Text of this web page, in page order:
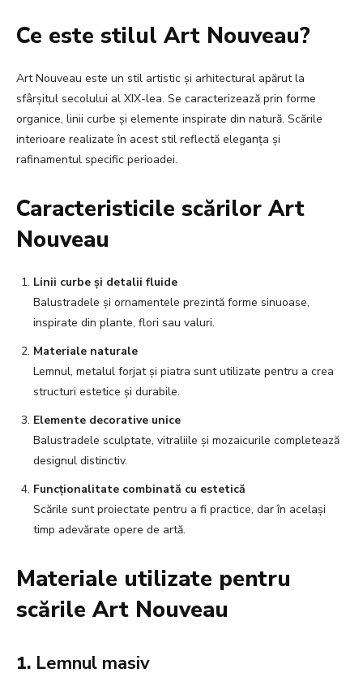
Ce este stilul Art Nouveau?
Art Nouveau este un stil artistic și arhitectural apărut la
sfârșitul secolului al XIX-lea. Se caracterizează prin forme
organice, linii curbe și elemente inspirate din natură. Scările
interioare realizate în acest stil reflectă eleganța și
rafinamentul specific perioadei.
Caracteristicile scărilor Art
Nouveau
Linii curbe și detalii fluide
Balustradele și ornamentele prezintă forme sinuoase,
inspirate din plante, flori sau valuri.
Materiale naturale
Lemnul, metalul forjat și piatra sunt utilizate pentru a crea
structuri estetice și durabile.
Elemente decorative unice
Balustradele sculptate, vitraliile și mozaicurile completează
designul distinctiv.
Funcționalitate combinată cu estetică
Scările sunt proiectate pentru a fi practice, dar în același
timp adevărate opere de artă.
Materiale utilizate pentru
scările Art Nouveau
1. Lemnul masiv